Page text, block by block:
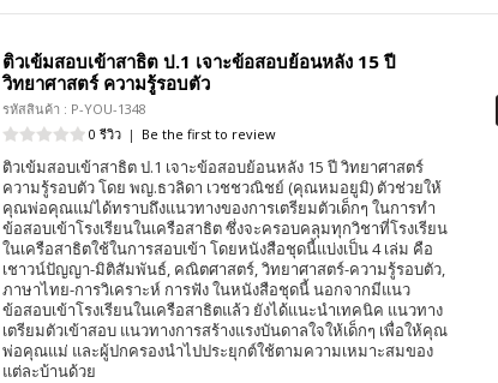
ติวเข้มสอบเข้าสาธิต ป.1 เจาะข้อสอบย้อนหลัง 15 ปี
วิทยาศาสตร์ ความรู้รอบตัว
รหัสสินค้า : P-YOU-1348
0 รีวิว | Be the first to review
ติวเข้มสอบเข้าสาธิต ป.1 เจาะข้อสอบย้อนหลัง 15 ปี วิทยาศาสตร์
ความรู้รอบตัว โดย พญ.ธวลิดา เวชชวณิชย์ (คุณหมอยูมิ) ตัวช่วยให้
คุณพ่อคุณแม่ได้ทราบถึงแนวทางของการเตรียมตัวเด็กๆ ในการทำ
ข้อสอบเข้าโรงเรียนในเครือสาธิต ซึ่งจะครอบคลุมทุกวิชาที่โรงเรียน
ในเครือสาธิตใช้ในการสอบเข้า โดยหนังสือชุดนี้แบ่งเป็น 4 เล่ม คือ
เชาวน์ปัญญา-มิติสัมพันธ์, คณิตศาสตร์, วิทยาศาสตร์-ความรู้รอบตัว,
ภาษาไทย-การวิเคราะห์ การฟัง ในหนังสือชุดนี้ นอกจากมีแนว
ข้อสอบเข้าโรงเรียนในเครือสาธิตแล้ว ยังได้แนะนำเทคนิค แนวทาง
เตรียมตัวเข้าสอบ แนวทางการสร้างแรงบันดาลใจให้เด็กๆ เพื่อให้คุณ
พ่อคุณแม่ และผู้ปกครองนำไปประยุกต์ใช้ตามความเหมาะสมของ
แต่ละบ้านด้วย